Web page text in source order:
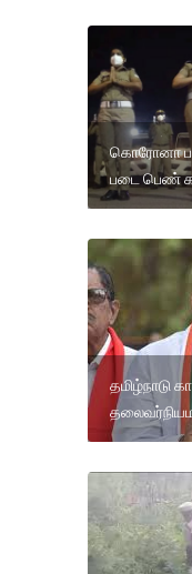
கொரோனா
படை பெண்
தமிழ்நாடு